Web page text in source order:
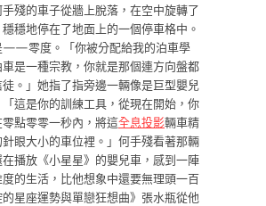
殘的車子從牆上脫落，在空中旋轉了
穩地停在了地面上的一個停車格中。
——零度。「你被分配給我的泊車學
是一種宗教，你就是那個連方向盤都
。」她指了指旁邊一輛像是巨型嬰兒
這是你的訓練工具，從現在開始，你
點零零一秒內，將這全息投影輛車精
眼大小的車位裡。」何手殘看著那輛
播放《小星星》的嬰兒車，感到一陣
的生活，比他想象中還要無理頭一百
星座運勢與單戀狂想曲》張水瓶從他